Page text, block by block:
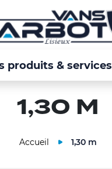
produits & services
1,30 M
Accueil 1,30 m